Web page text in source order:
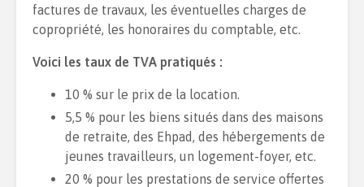
factures de travaux, les éventuelles charges de
copropriété, les honoraires du comptable, etc.
Voici les taux de TVA pratiqués :
10 % sur le prix de la location.
5,5 % pour les biens situés dans des maisons
de retraite, des Ehpad, des hébergements de
jeunes travailleurs, un logement-foyer, etc.
20 % pour les prestations de service offertes